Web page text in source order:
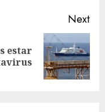
Next
estar